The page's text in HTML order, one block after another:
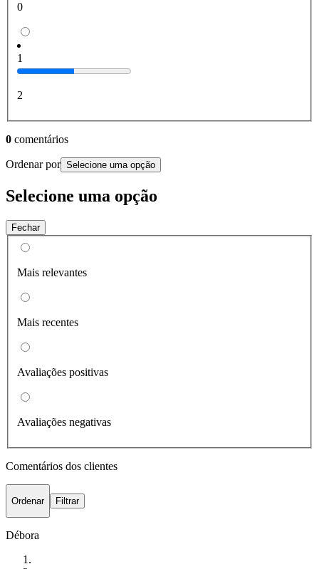
0
1
2
0 comentários
Ordenar por Selecione uma opção
Selecione uma opção
Fechar
Mais relevantes
Mais recentes
Avaliações positivas
Avaliações negativas
Comentários dos clientes
Ordenar Filtrar
Débora